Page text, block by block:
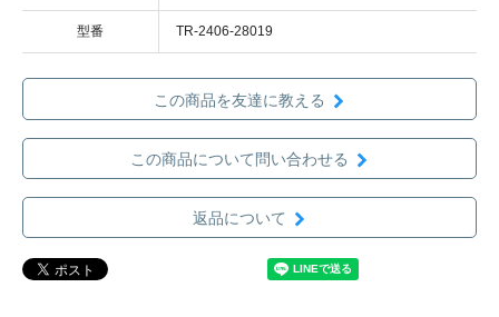
型番 TR-2406-28019
この商品を友達に教える
この商品について問い合わせる
返品について